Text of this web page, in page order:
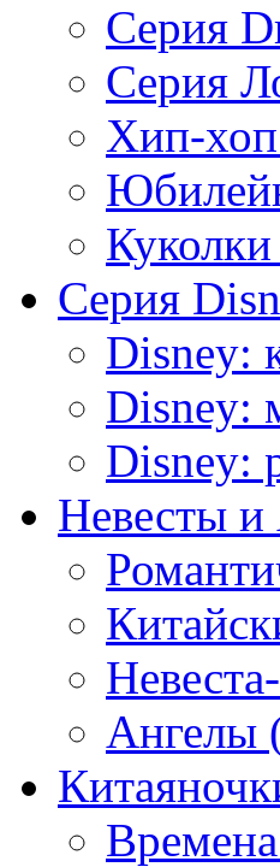
Серия
Серия
Хип-
Серия
Disney:
Disney:
Disney:
Невесты
Ангелы